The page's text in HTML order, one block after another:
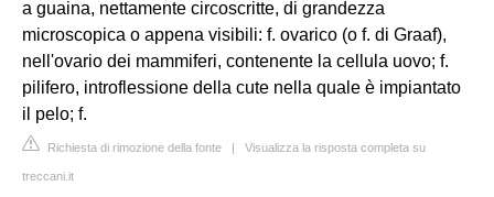
a guaina, nettamente circoscritte, di grandezza
microscopica o appena visibili: f. ovarico (o f. di Graaf),
nell'ovario dei mammiferi, contenente la cellula uovo; f.
pilifero, introflessione della cute nella quale è impiantato
il pelo; f.
Richiesta di rimozione della fonte | Visualizza la risposta completa su
treccani.it